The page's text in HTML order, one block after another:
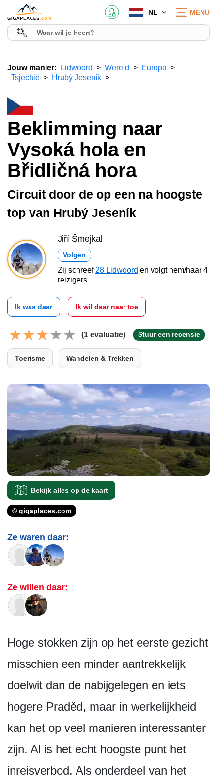
NL MENU
Jouw manier: Lidwoord Wereld
Europa
Tsjechië
Hrubý Jeseník
Beklimming naar
Vysoká hola en
Břidličná hora
Circuit door de op een na hoogste
top van Hrubý Jeseník
Jiří Šmejkal
Volgen
Zij schreef 28 Lidwoord en volgt hem/haar 4
reizigers
Ik was daar Ik wil daar naar toe
(1 evaluatie) Stuur een recensie
Toerisme Wandelen & Trekken
Bekijk alles op de kaart
© gigaplaces.com
Ze waren daar:
Ze willen daar:
Hoge stokken zijn op het eerste gezicht
misschien een minder aantrekkelijk
doelwit dan de nabijgelegen en iets
hogere Praděd, maar in werkelijkheid
kan het op veel manieren interessanter
zijn. Al is het echt hoogste punt het
inreisverbod. Als onderdeel van het